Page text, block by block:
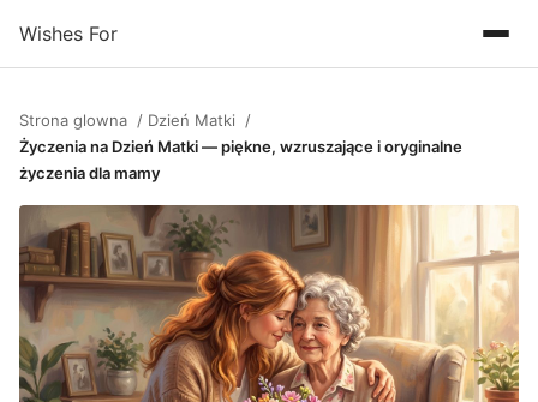
Wishes For
Strona glowna
Dzień Matki
Życzenia na Dzień Matki — piękne, wzruszające i oryginalne
życzenia dla mamy